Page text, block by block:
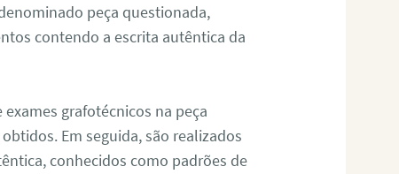
peça questionada,
contendo a escrita autêntica da
grafotécnicos na peça
Em seguida, são realizados
conhecidos como padrões de